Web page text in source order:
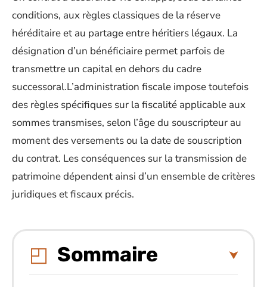
conditions, aux règles classiques de la réserve
héréditaire et au partage entre héritiers légaux. La
désignation d’un bénéficiaire permet parfois de
transmettre un capital en dehors du cadre
successoral.L’administration fiscale impose toutefois
des règles spécifiques sur la fiscalité applicable aux
sommes transmises, selon l’âge du souscripteur au
moment des versements ou la date de souscription
du contrat. Les conséquences sur la transmission de
patrimoine dépendent ainsi d’un ensemble de critères
juridiques et fiscaux précis.
Sommaire